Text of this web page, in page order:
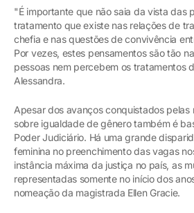
"É importante que não saia da vista das
tratamento que existe nas relações de
chefia e nas questões de convivência
Por vezes, estes pensamentos são tão
pessoas nem percebem os tratamentos
Alessandra.
Apesar dos avanços conquistados pelas
sobre igualdade de gênero também é
Poder Judiciário. Há uma grande
feminina no preenchimento das vagas
instância máxima da justiça no país, as
representadas somente no início dos
nomeação da magistrada Ellen Gracie.